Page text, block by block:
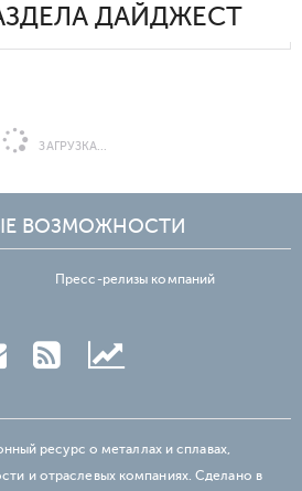
ДАЙДЖЕСТ
ЗАГРУЗКА...
ВОЗМОЖНОСТИ
Пресс-релизы компаний
ресурс о металлах и сплавах,
и отраслевых компаниях. Сделано в